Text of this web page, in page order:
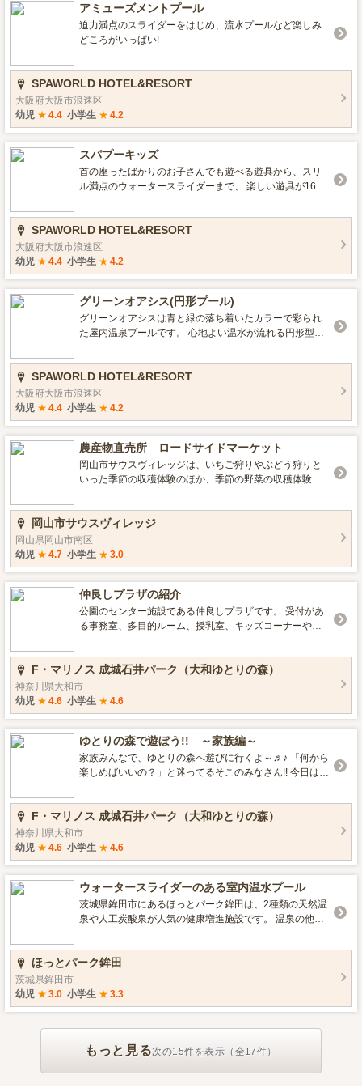
アミューズメントプール
迫力満点のスライダーをはじめ、流水プールなど楽しみ
どころがいっぱい!
SPAWORLD HOTEL&RESORT
大阪府大阪市浪速区
幼児 ★ 4.4 小学生 ★ 4.2
スパプーキッズ
首の座ったばかりのお子さんでも遊べる遊具から、スリ
ル満点のウォータースライダーまで、 楽しい遊具が16種
SPAWORLD HOTEL&RESORT
大阪府大阪市浪速区
幼児 ★ 4.4 小学生 ★ 4.2
グリーンオアシス(円形プール)
グリーンオアシスは青と緑の落ち着いたカラーで彩られ
た屋内温泉プールです。 心地よい温水が流れる円形型プ
います。 このリラックス空間で至福のひとときをお過ご
しください。
SPAWORLD HOTEL&RESORT
大阪府大阪市浪速区
幼児 ★ 4.4 小学生 ★ 4.2
農産物直売所 ロードサイドマーケット
岡山市サウスヴィレッジは、いちご狩りやぶどう狩りと
いった季節の収穫体験のほか、季節の野菜の収穫体験や
農産物直売所ロードサイドマーケットでは、地元農家の
方が育てた新鮮な野菜・果物が毎朝ずらりと並びます。
鮮魚・精肉やお弁当・パン・お菓子、切り花なども豊
富。 公園で遊んだ後は、ロードサイドマーケットでお買
い物もいかがですか？ ■営業時間 8:00～17:00 ■年中無
休 （2016 岡山市サウスヴィレッジ）
岡山市サウスヴィレッジ
岡山県岡山市南区
幼児 ★ 4.7 小学生 ★ 3.0
仲良しプラザの紹介
公園のセンター施設である仲良しプラザです。 受付があ
る事務室、多目的ルーム、授乳室、キッズコーナーや売
ーではテーブルがありますので、食事もできます。 ※現
在、キッズコーナーは閉鎖しています。ロビーのテーブ
ルも設置されておりません。
F・マリノス 成城石井パーク（大和ゆとりの森）
神奈川県大和市
幼児 ★ 4.6 小学生 ★ 4.6
ゆとりの森で遊ぼう!! ～家族編～
家族みんなで、ゆとりの森へ遊びに行くよ～♬♪ 「何から
楽しめばいいの？」と迷ってるそこのみなさん!! 今日は、
ひ、最後までお付き合いください（＾Ａ＾）/
F・マリノス 成城石井パーク（大和ゆとりの森）
神奈川県大和市
幼児 ★ 4.6 小学生 ★ 4.6
ウォータースライダーのある室内温水プール
茨城県鉾田市にあるほっとパーク鉾田は、2種類の天然温
泉や人工炭酸泉が人気の健康増進施設です。 温泉の他に
ルフ、ウォータースライダーのある温水プール、トレー
ニングルームなどで家族みんなが一日中楽しめるスポー
4コースとウォータースライダー、ジャグジー採暖浴があ
ります。屋内プールなので一年中水泳を楽しむことが出
ール なし ウォーターアトラクション あり（ジャグジ
ほっとパーク鉾田
茨城県鉾田市
幼児 ★ 3.0 小学生 ★ 3.3
もっと見る次の15件を表示（全17件）